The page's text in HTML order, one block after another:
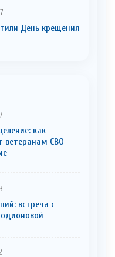
День крещения
как
ветеранам СВО
встреча с